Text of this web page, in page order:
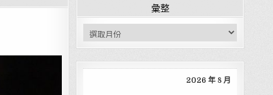
彙整
彙整
2026 年 8 月